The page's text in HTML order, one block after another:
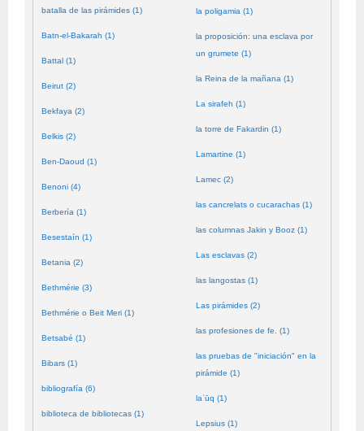
batalla de las pirámides (1)
Batn-el-Bakarah (1)
Battal (1)
Beirut (2)
Bekfaya (2)
Belkis (2)
Ben-Daoud (1)
Benoni (4)
Berbería (1)
Besestaín (1)
Betania (2)
Bethmérie (3)
Bethmérie o Beit Meri (1)
Betsabé (1)
Bibars (1)
bibliografía (6)
biblioteca de bibliotecas (1)
la poligamia (1)
la proposición: una esclava por
un grumete (1)
la Reina de la mañana (1)
La sirafeh (1)
la torre de Fakardin (1)
Lamartine (1)
Lamec (2)
las cancrelats o cucarachas (1)
las columnas Jakin y Booz (1)
Las esclavas (2)
las langostas (1)
Las pirámides (2)
las profesiones de fe. (1)
las pruebas de "iniciación" en la
pirámide (1)
laʿūq (1)
Lepsius (1)